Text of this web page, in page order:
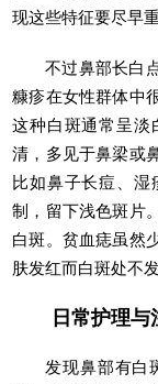
现这些特征要尽早
不过鼻部长白
糠疹在女性群体中
这种白斑通常呈淡
清，多见于鼻梁或
比如鼻子长痘、湿
制，留下浅色斑片
白斑。贫血痣虽然
肤发红而白斑处不
日常护理与
发现鼻部有白